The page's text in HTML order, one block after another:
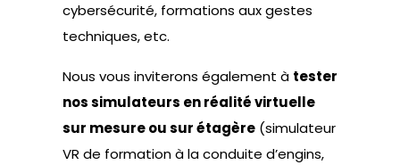
cybersécurité, formations aux gestes
techniques, etc.
Nous vous inviterons également à tester
nos simulateurs en réalité virtuelle
sur mesure ou sur étagère (simulateur
VR de formation à la conduite d’engins,